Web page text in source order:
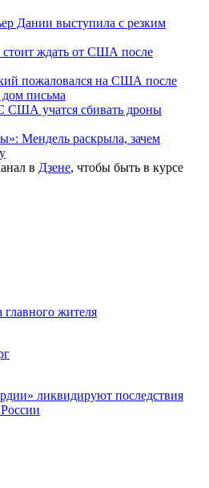
Дании выступила с резким
стоит ждать от США после
пожаловался на США после
письма
США учатся сбивать дроны
Мендель раскрыла, зачем
в Дзене, чтобы быть в курсе
жителя
ликвидируют последствия